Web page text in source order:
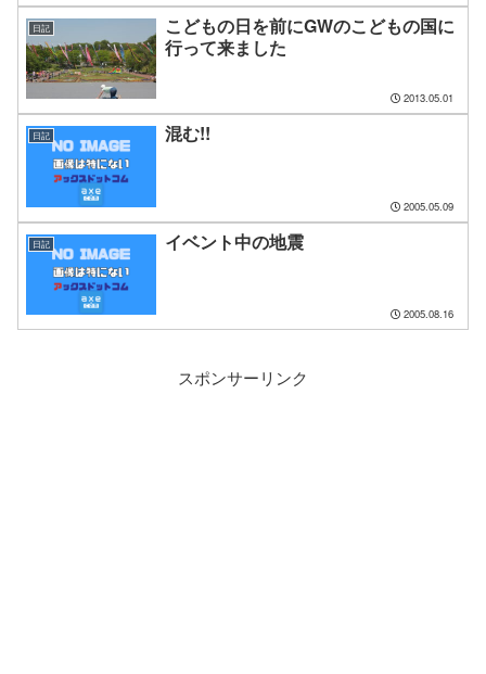
日記
こどもの日を前にGWのこどもの国に
行って来ました
2013.05.01
日記 混む!!
2005.05.09
日記 イベント中の地震
2005.08.16
スポンサーリンク